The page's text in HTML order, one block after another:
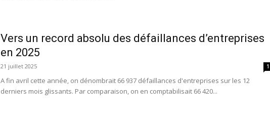
Vers un record absolu des défaillances d’entreprises
en 2025
21 juillet 2025 1
A fin avril cette année, on dénombrait 66 937 défaillances d'entreprises sur les 12
derniers mois glissants. Par comparaison, on en comptabilisait 66 420...